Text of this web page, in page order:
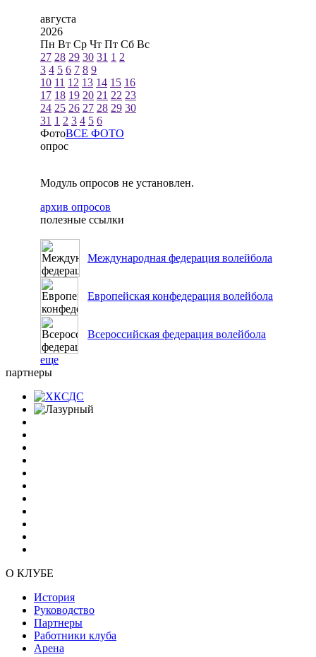
августа
2026
Пн Вт Ср Чт Пт Сб Вс
27 28 29 30 31 1 2
3 4 5 6 7 8 9
10 11 12 13 14 15 16
17 18 19 20 21 22 23
24 25 26 27 28 29 30
31 1 2 3 4 5 6
ФотоВСЕ ФОТО
опрос
Модуль опросов не установлен.
архив опросов
полезные ссылки
Международная федерация волейбола
Европейская конфедерация волейбола
Всероссийская федерация волейбола
еще
партнеры
О КЛУБЕ
История
Руководство
Партнеры
Работники клуба
Арена